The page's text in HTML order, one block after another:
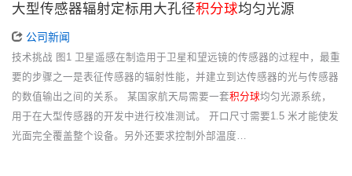
大型传感器辐射定标用大孔径积分球均匀光源
公司新闻
技术挑战 图1 卫星遥感在制造用于卫星和望远镜的传感器的过程中，最重
要的步骤之一是表征传感器的辐射性能，并建立到达传感器的光与传感器
的数值输出之间的关系。 某国家航天局需要一套积分球均匀光源系统，
用于在大型传感器的开发中进行校准测试。 开口尺寸需要1.5 米才能使发
光面完全覆盖整个设备。另外还要求控制外部温度…